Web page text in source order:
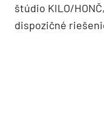
štúdio KILO/HON
dispozičné